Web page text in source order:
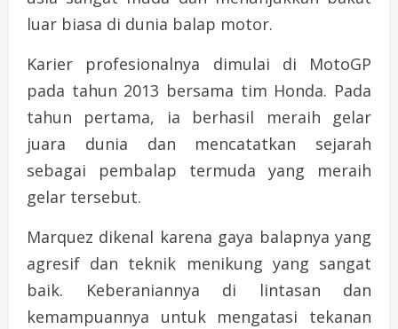
luar biasa di dunia balap motor.
Karier profesionalnya dimulai di MotoGP
pada tahun 2013 bersama tim Honda. Pada
tahun pertama, ia berhasil meraih gelar
juara dunia dan mencatatkan sejarah
sebagai pembalap termuda yang meraih
gelar tersebut.
Marquez dikenal karena gaya balapnya yang
agresif dan teknik menikung yang sangat
baik. Keberaniannya di lintasan dan
kemampuannya untuk mengatasi tekanan